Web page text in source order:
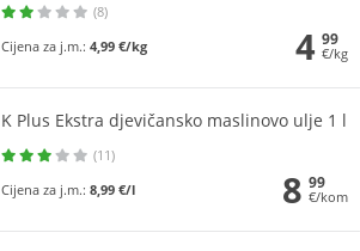
(8)
Cijena za j.m.: 4,99 €/kg 4 99
€/kg
K Plus Ekstra djevičansko maslinovo ulje 1 l
(11)
Cijena za j.m.: 8,99 €/l 8 99
€/kom